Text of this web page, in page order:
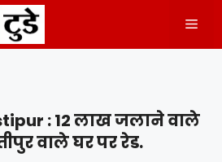
: 12 लाख जलाने वाले
वाले घर पर रेड.